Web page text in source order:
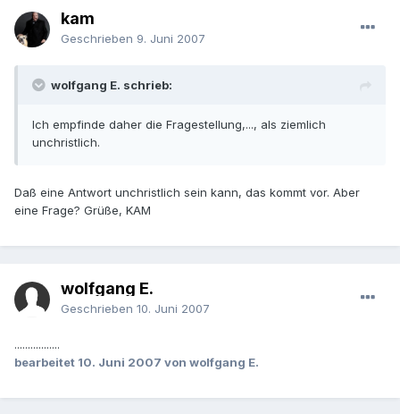
kam
Geschrieben 9. Juni 2007
wolfgang E. schrieb:
Ich empfinde daher die Fragestellung,..., als ziemlich
unchristlich.
Daß eine Antwort unchristlich sein kann, das kommt vor. Aber
eine Frage? Grüße, KAM
wolfgang E.
Geschrieben 10. Juni 2007
.................
bearbeitet 10. Juni 2007 von wolfgang E.